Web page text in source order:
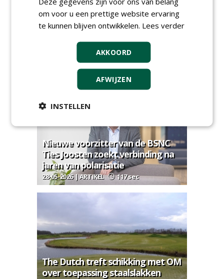
The future is now
30-06-2026 | ARTIKEL 68 sec
Nieuwe voorzitter van de BSNC
Ties Joosten zoekt verbinding na
jaren van polarisatie
28-05-2026 | ARTIKEL 117 sec
The Dutch treft schikking met OM
over toepassing staalslakken
om voor u een prettige website ervaring
te kunnen blijven ontwikkelen. Lees verder
AKKOORD
AFWIJZEN
INSTELLEN